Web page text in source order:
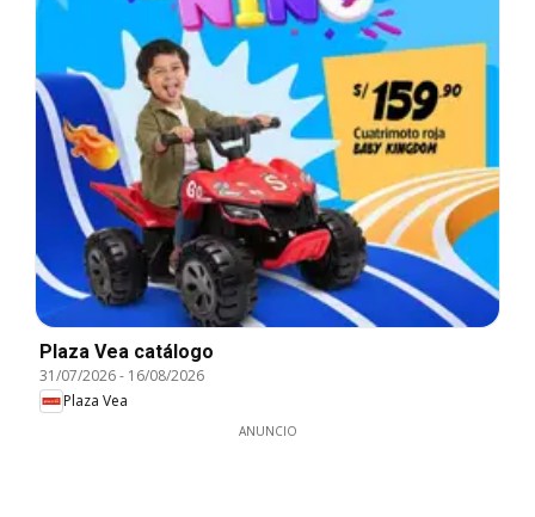
Plaza Vea catálogo
31/07/2026- 16/08/2026
Plaza Vea
ANUNCIO